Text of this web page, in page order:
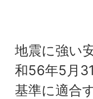
地震に強い
和56年5月
基準に適合